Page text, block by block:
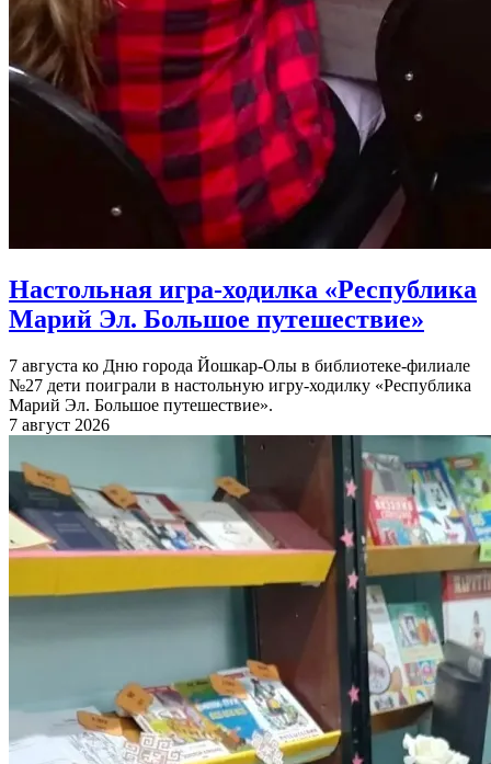
Настольная игра-ходилка «Республика
Марий Эл. Большое путешествие»
7 августа ко Дню города Йошкар-Олы в библиотеке-филиале
№27 дети поиграли в настольную игру-ходилку «Республика
Марий Эл. Большое путешествие».
7 август 2026